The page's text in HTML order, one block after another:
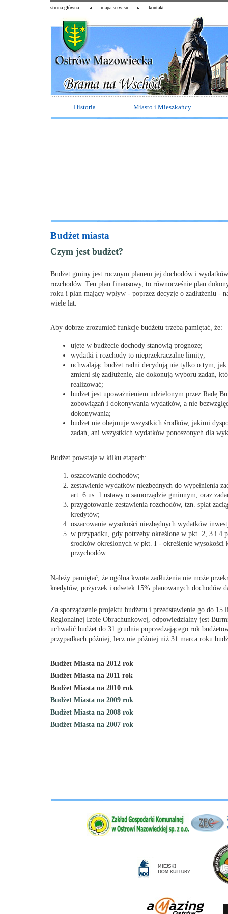
strona główna mapa serwisu kontakt
Historia Miasto i Mieszkańcy
Budżet miasta
Czym jest budżet?
Budżet gminy jest rocznym planem jej dochodów i
rozchodów. Ten plan finansowy, to równocześnie plan
roku i plan mający wpływ - poprzez decyzje o zadłużeniu -
wiele lat.
Aby dobrze zrozumieć funkcje budżetu trzeba pamiętać, że:
ujęte w budżecie dochody stanowią prognozę;
wydatki i rozchody to nieprzekraczalne limity;
uchwalając budżet radni decydują nie tylko o tym,
zmieni się zadłużenie, ale dokonują wyboru zadań,
realizować;
budżet jest upoważnieniem udzielonym przez Radę
zobowiązań i dokonywania wydatków, a nie
dokonywania;
budżet nie obejmuje wszystkich środków, jakimi
zadań, ani wszystkich wydatków ponoszonych dla
Budżet powstaje w kilku etapach:
oszacowanie dochodów;
zestawienie wydatków niezbędnych do wypełnienia
art. 6 us. 1 ustawy o samorządzie gminnym, oraz
przygotowanie zestawienia rozchodów, tzn. spłat
kredytów;
oszacowanie wysokości niezbędnych wydatków
w przypadku, gdy potrzeby określone w pkt. 2, 3 i 4
środków określonych w pkt. I - określenie wysokości
przychodów.
Należy pamiętać, że ogólna kwota zadłużenia nie może
kredytów, pożyczek i odsetek 15% planowanych dochodów
Za sporządzenie projektu budżetu i przedstawienie go do 15
Regionalnej Izbie Obrachunkowej, odpowiedzialny jest
uchwalić budżet do 31 grudnia poprzedzającego rok
przypadkach później, lecz nie później niż 31 marca roku
Budżet Miasta na 2012 rok
Budżet Miasta na 2011 rok
Budżet Miasta na 2010 rok
Budżet Miasta na 2009 rok
Budżet Miasta na 2008 rok
Budżet Miasta na 2007 rok